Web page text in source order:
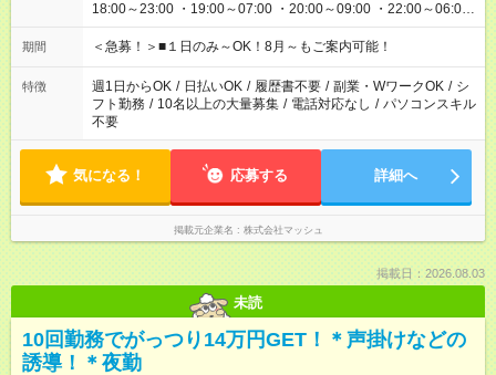
18:00～23:00 ・19:00～07:00 ・20:00～09:00 ・22:00～06:00
etc ★最短で3時間で5,120円のお仕事から 15時間で2万円近く稼
げるお仕事も！ ご希望のお時間に合わせてご紹介！ ※シフトは
ください！
期間 ＜急募！＞■１日のみ～OK！8月～もご案内可能！
特徴 週1日からOK / 日払いOK / 履歴書不要 / 副業・WワークOK / シ
フト勤務 / 10名以上の大量募集 / 電話対応なし / パソコンスキル
不要
気になる！ 応募する 詳細へ
掲載元企業名 株式会社マッシュ
掲載日：2026.08.03
未読
10回勤務でがっつり14万円GET！＊声掛けなどの
誘導！＊夜勤